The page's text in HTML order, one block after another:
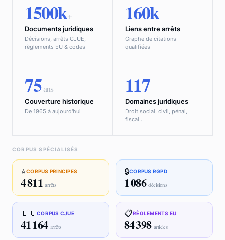
1500k+
Documents juridiques
Décisions, arrêts CJUE,
règlements EU & codes
160k
Liens entre arrêts
Graphe de citations
qualifiées
75ans
Couverture historique
De 1965 à aujourd'hui
117
Domaines juridiques
Droit social, civil, pénal,
fiscal…
CORPUS SPÉCIALISÉS
⭐CORPUS PRINCIPES
4 811 arrêts
🔒CORPUS RGPD
1 086 décisions
🇪🇺CORPUS CJUE
41 164 arrêts
📋RÈGLEMENTS EU
84 398 articles